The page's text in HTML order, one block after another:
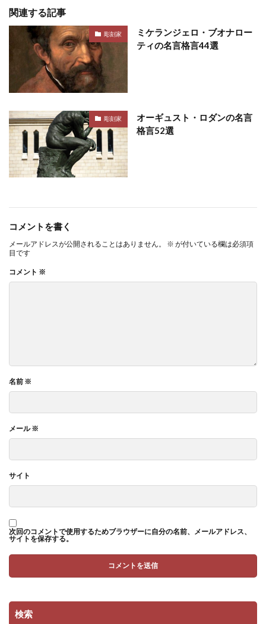
関連する記事
彫刻家
ミケランジェロ・ブオナロー
ティの名言格言44選
彫刻家
オーギュスト・ロダンの名言
格言52選
コメントを書く
メールアドレスが公開されることはありません。 ※ が付いている欄は必須項
目です
コメント ※
名前 ※
メール※
サイト
次回のコメントで使用するためブラウザーに自分の名前、メールアドレス、
サイトを保存する。
検索